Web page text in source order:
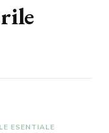
ESENTIALE